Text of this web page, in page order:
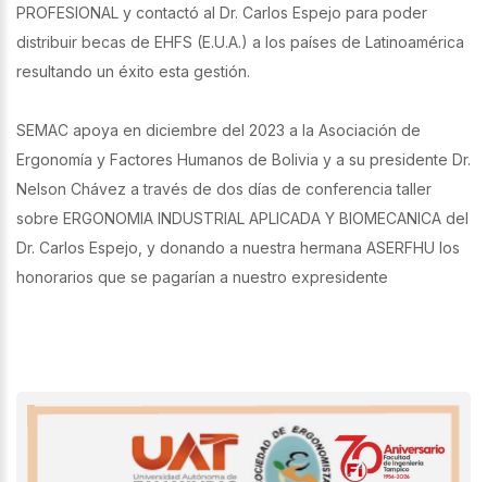
PROFESIONAL y contactó al Dr. Carlos Espejo para poder
distribuir becas de EHFS (E.U.A.) a los países de Latinoamérica
resultando un éxito esta gestión.
SEMAC apoya en diciembre del 2023 a la Asociación de
Ergonomía y Factores Humanos de Bolivia y a su presidente Dr.
Nelson Chávez a través de dos días de conferencia taller
sobre ERGONOMIA INDUSTRIAL APLICADA Y BIOMECANICA del
Dr. Carlos Espejo, y donando a nuestra hermana ASERFHU los
honorarios que se pagarían a nuestro expresidente